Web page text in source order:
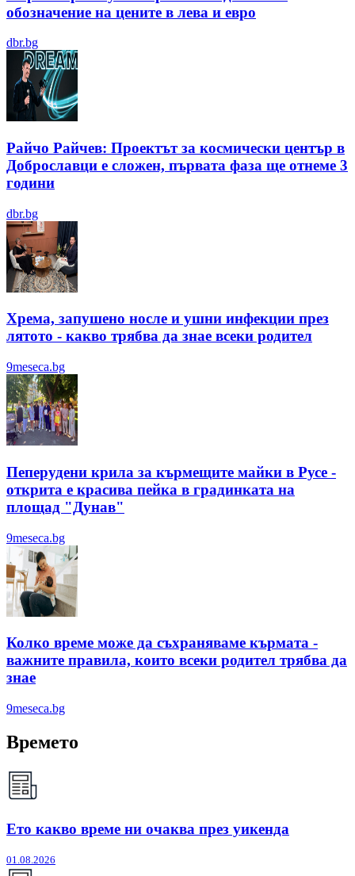
обозначение на цените в лева и евро
dbr.bg
Райчо Райчев: Проектът за космически център в
Доброславци е сложен, първата фаза ще отнеме 3
години
dbr.bg
Хрема, запушено носле и ушни инфекции през
лятотo - какво трябва да знае всеки родител
9meseca.bg
Пеперудени крила за кърмещите майки в Русе -
открита е красива пейка в градинката на
площад "Дунав"
9meseca.bg
Колко време може да съхраняваме кърмата -
важните правила, които всеки родител трябва да
знае
9meseca.bg
Времето
Ето какво време ни очаква през уикенда
01.08.2026